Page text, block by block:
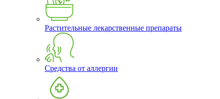
Растительные лекарственные препараты
Средства от аллергии